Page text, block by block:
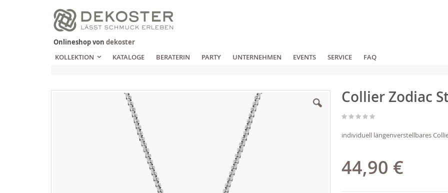
Zum
Inhalt
springen
Onlineshop von dekoster
KOLLEKTION
KATALOGE BERATERIN PARTY UNTERNEHMEN EVENTS SERVICE FAQ
Collier Zodiac
individuell längenverstellbares
44,90 €